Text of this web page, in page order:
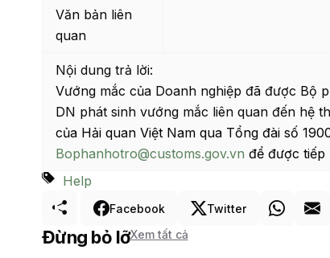
Văn bản liên
quan
Nội dung trả lời:
Vướng mắc của Doanh nghiệp đã được Bộ
DN phát sinh vướng mắc liên quan đến hệ
của Hải quan Việt Nam qua Tổng đài số
Bophanhotro@customs.gov.vn để được tiếp
Help
Facebook Twitter
Đừng bỏ lỡXem tất cả